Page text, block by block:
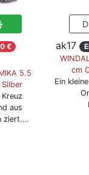
€
5.5
aus
ziert.…
ak17
cm
Ein